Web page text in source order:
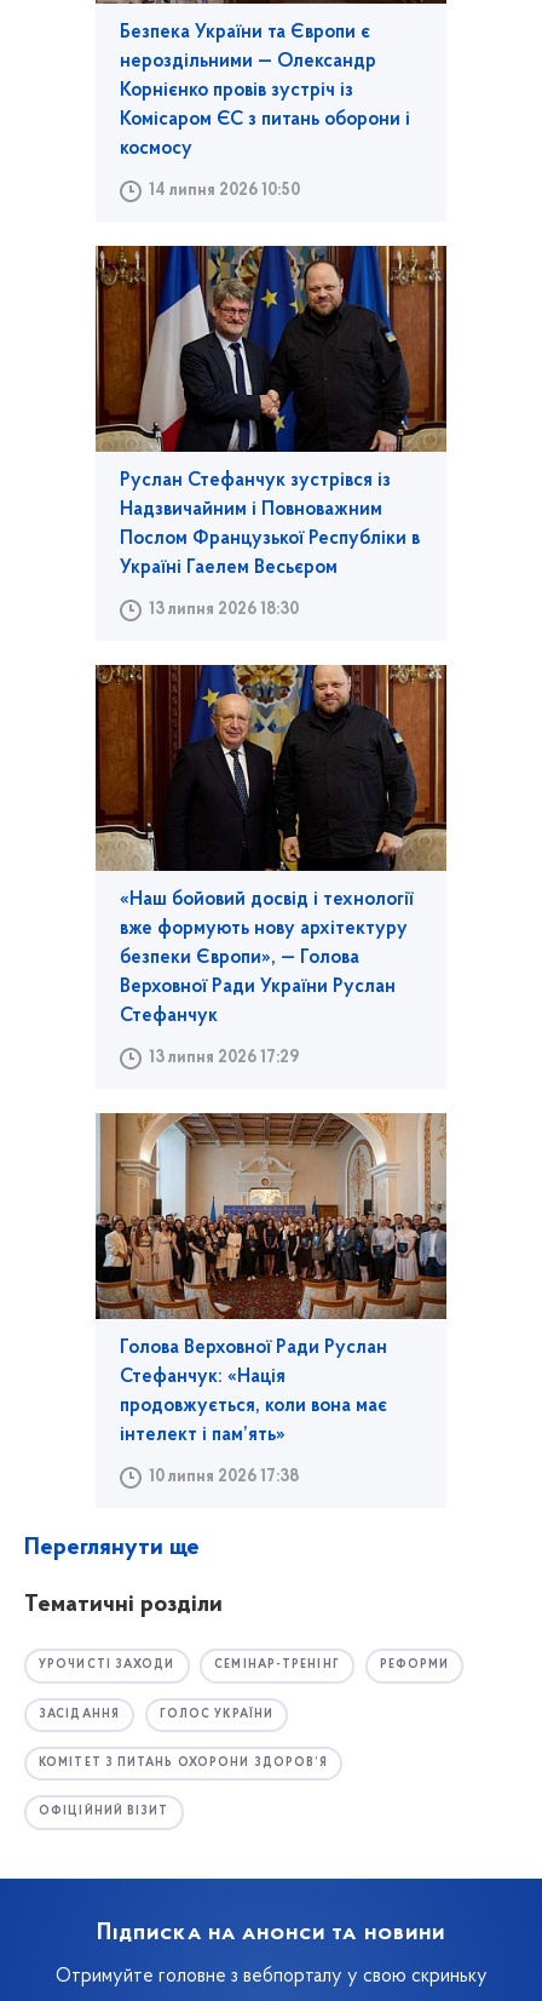
Безпека України та Європи є
нероздільними — Олександр
Корнієнко провів зустріч із
Комісаром ЄС з питань оборони і
космосу
14 липня 2026 10:50
Руслан Стефанчук зустрівся із
Надзвичайним і Повноважним
Послом Французької Республіки в
Україні Гаелем Весьєром
13 липня 2026 18:30
«Наш бойовий досвід і технології
вже формують нову архітектуру
безпеки Європи», — Голова
Верховної Ради України Руслан
Стефанчук
13 липня 2026 17:29
Голова Верховної Ради Руслан
Стефанчук: «Нація
продовжується, коли вона має
інтелект і пам’ять»
10 липня 2026 17:38
Переглянути ще
Тематичні розділи
УРОЧИСТІ ЗАХОДИ СЕМІНАР-ТРЕНІНГ РЕФОРМИ
ЗАСІДАННЯ ГОЛОС УКРАЇНИ
КОМІТЕТ З ПИТАНЬ ОХОРОНИ ЗДОРОВ’Я
ОФІЦІЙНИЙ ВІЗИТ
Підписка на анонси та новини
Отримуйте головне з вебпорталу у свою скриньку